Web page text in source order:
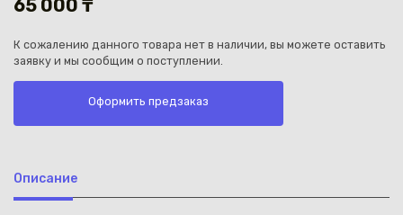
Каз
65 000 ₸
К сожалению данного товара нет в наличии, вы можете оставить
заявку и мы сообщим о поступлении.
Оформить предзаказ
Описание